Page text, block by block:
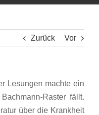
Zurück Vor
Lesungen machte ein
Raster fällt.
über die Krankheit